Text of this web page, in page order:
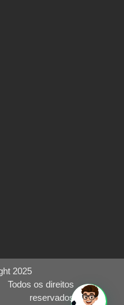
2025
Todos os direitos
reservados